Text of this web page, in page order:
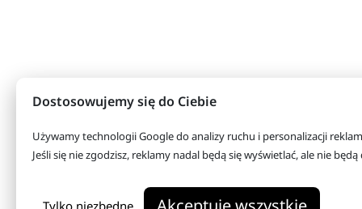
Dostosowujemy się do Ciebie
Używamy technologii Google do analizy ruchu i personalizacji
Jeśli się nie zgodzisz, reklamy nadal będą się wyświetlać, ale nie
Tylko niezbędne